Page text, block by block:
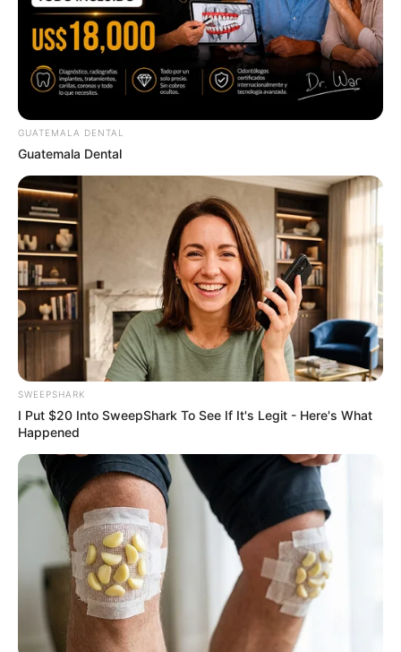
Some Moments Got Out Of Control Quickly
BRAINBERRIES
Shocking Turn Of Event: Actors Who Pursued
Controversial Careers
BRAINBERRIES
’90s TV Icons Who Faded Out Of Hollywood
BRAINBERRIES
GUATEMALA DENTAL
Guatemala Dental
SWEEPSHARK
I Put $20 Into SweepShark To See If It's Legit - Here's What
Happened